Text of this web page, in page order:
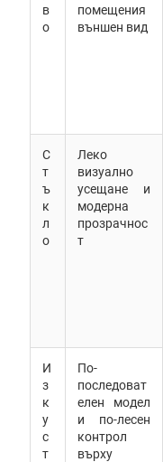
в
о
помещения
външен вид
С
т
ъ
к
л
о
Леко
визуално
усещане и
модерна
прозрачнос
т
И
з
к
у
с
т
По-
последоват
елен модел
и по-лесен
контрол
върху